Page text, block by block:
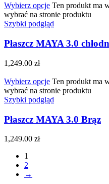
Wybierz opcje Ten produkt ma
wybrać na stronie produktu
Szybki podgląd
Płaszcz MAYA 3.0
1,249.00 zł
Wybierz opcje Ten produkt ma
wybrać na stronie produktu
Szybki podgląd
Płaszcz MAYA 3.0 Brąz
1,249.00 zł
1
2
→